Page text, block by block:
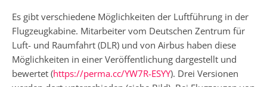
Es gibt verschiedene Möglichkeiten der Luftführung in der
Flugzeugkabine. Mitarbeiter vom Deutschen Zentrum für
Luft- und Raumfahrt (DLR) und von Airbus haben diese
Möglichkeiten in einer Veröffentlichung dargestellt und
bewertet (https://perma.cc/YW7R-ESYY). Drei Versionen